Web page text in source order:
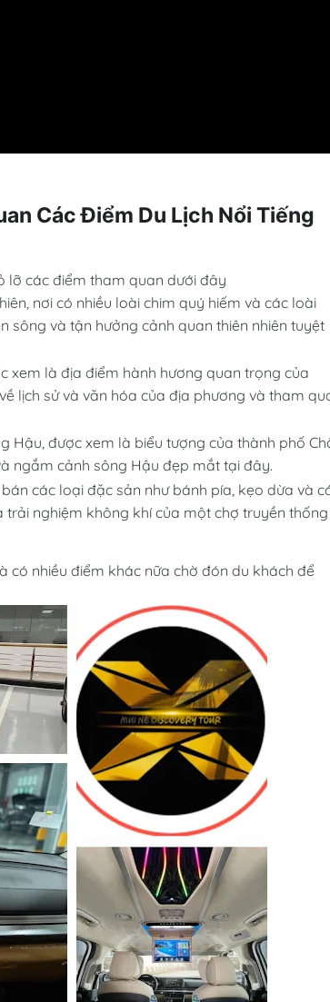
Các Điểm Du Lịch Nổi Tiếng
lỡ các điểm tham quan dưới đây
nơi có nhiều loài chim quý hiếm và các loài
sông và tận hưởng cảnh quan thiên nhiên tuyệt
xem là địa điểm hành hương quan trọng của
lịch sử và văn hóa của địa phương và tham
Hậu, được xem là biểu tượng của thành phố
ngắm cảnh sông Hậu đẹp mắt tại đây.
các loại đặc sản như bánh pía, kẹo dừa và
nghiệm không khí của một chợ truyền thống
có nhiều điểm khác nữa chờ đón du khách để